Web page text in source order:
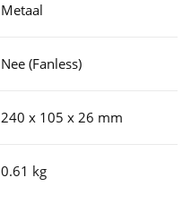
Metaal
Nee (Fanless)
240 x 105 x 26 mm
0.61 kg